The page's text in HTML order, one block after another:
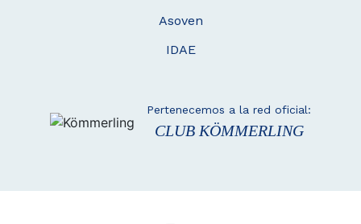
Asoven
IDAE
Pertenecemos a la red oficial:
CLUB KÖMMERLING